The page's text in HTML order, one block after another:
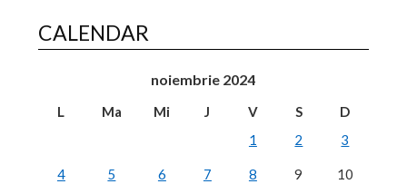
CALENDAR
noiembrie 2024
L Ma Mi J V S
D
1
2 3
4 5 6 7 8 9 10